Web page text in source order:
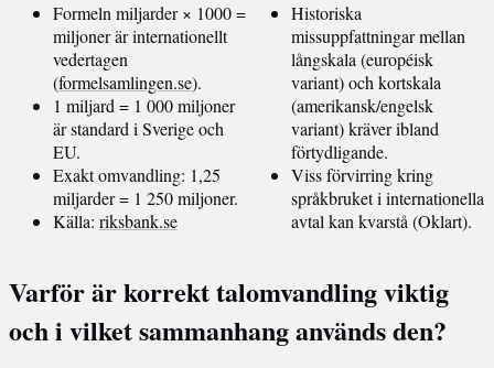
Formeln miljarder × 1000 =
miljoner är internationellt
vedertagen
(formelsamlingen.se).
1 miljard = 1 000 miljoner
är standard i Sverige och
EU.
Exakt omvandling: 1,25
miljarder = 1 250 miljoner.
Källa: riksbank.se
Historiska
missuppfattningar mellan
långskala (européisk
variant) och kortskala
(amerikansk/engelsk
variant) kräver ibland
förtydligande.
Viss förvirring kring
språkbruket i internationella
avtal kan kvarstå (Oklart).
Varför är korrekt talomvandling viktig
och i vilket sammanhang används den?